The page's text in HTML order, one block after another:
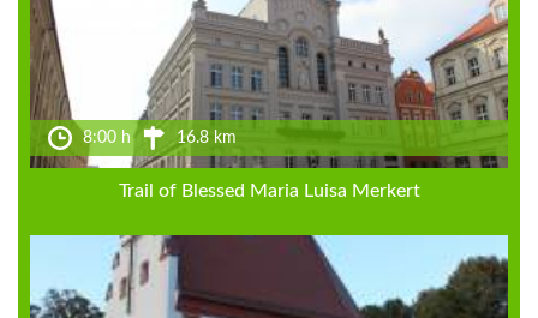
8:00 h 16.8 km
Trail of Blessed Maria Luisa Merkert